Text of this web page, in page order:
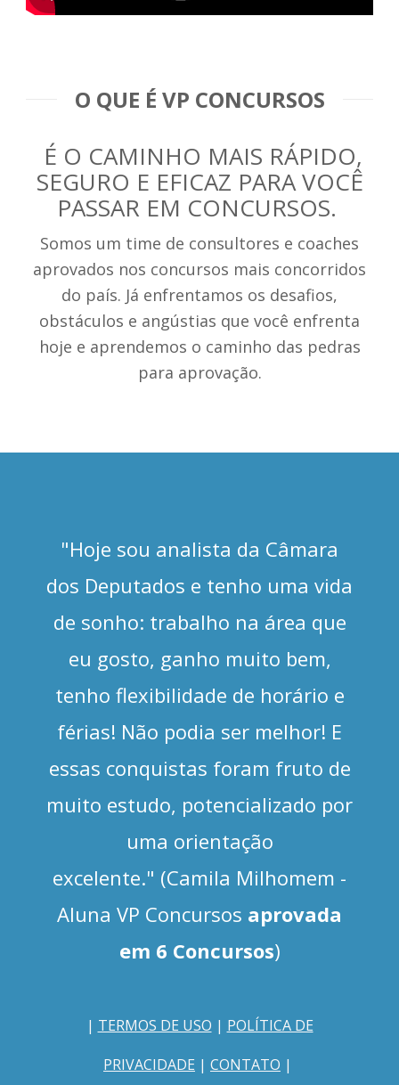
O QUE É VP CONCURSOS
É O CAMINHO MAIS RÁPIDO,
SEGURO E EFICAZ PARA VOCÊ
PASSAR EM CONCURSOS.
Somos um time de consultores e coaches
aprovados nos concursos mais concorridos
do país. Já enfrentamos os desafios,
obstáculos e angústias que você enfrenta
hoje e aprendemos o caminho das pedras
para aprovação.
"Hoje sou analista da Câmara
dos Deputados e tenho uma vida
de sonho: trabalho na área que
eu gosto, ganho muito bem,
tenho flexibilidade de horário e
férias! Não podia ser melhor! E
essas conquistas foram fruto de
muito estudo, potencializado por
uma orientação
excelente." (Camila Milhomem -
Aluna VP Concursos aprovada
em 6 Concursos)
| TERMOS DE USO | POLÍTICA DE
PRIVACIDADE | CONTATO |